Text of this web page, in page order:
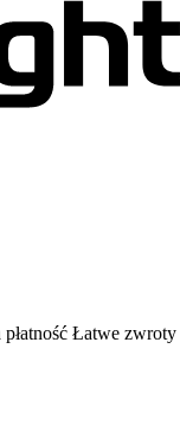
Łatwe zwroty